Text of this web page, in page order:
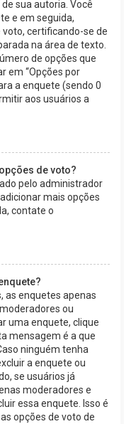
sua autoria. Você
e em seguida,
certificando-se de
na área de texto.
de opções que
em “Opções por
a enquete (sendo 0
aos usuários a
de voto?
pelo administrador
mais opções
contate o
as enquetes apenas
ou
uma enquete, clique
mensagem é a que
ninguém tenha
a enquete ou
se usuários já
moderadores e
essa enquete. Isso é
opções de voto de